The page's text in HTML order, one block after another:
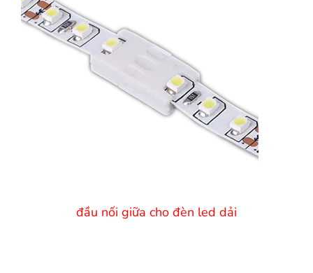
đầu nối giữa cho đèn led dải